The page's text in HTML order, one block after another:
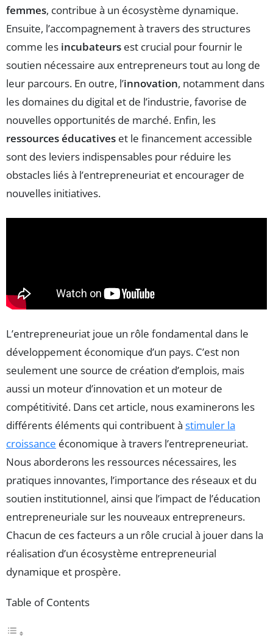
femmes, contribue à un écosystème dynamique.
Ensuite, l’accompagnement à travers des structures
comme les incubateurs est crucial pour fournir le
soutien nécessaire aux entrepreneurs tout au long de
leur parcours. En outre, l’innovation, notamment dans
les domaines du digital et de l’industrie, favorise de
nouvelles opportunités de marché. Enfin, les
ressources éducatives et le financement accessible
sont des leviers indispensables pour réduire les
obstacles liés à l’entrepreneuriat et encourager de
nouvelles initiatives.
L’entrepreneuriat joue un rôle fondamental dans le
développement économique d’un pays. C’est non
seulement une source de création d’emplois, mais
aussi un moteur d’innovation et un moteur de
compétitivité. Dans cet article, nous examinerons les
différents éléments qui contribuent à stimuler la
croissance économique à travers l’entrepreneuriat.
Nous aborderons les ressources nécessaires, les
pratiques innovantes, l’importance des réseaux et du
soutien institutionnel, ainsi que l’impact de l’éducation
entrepreneuriale sur les nouveaux entrepreneurs.
Chacun de ces facteurs a un rôle crucial à jouer dans la
réalisation d’un écosystème entrepreneurial
dynamique et prospère.
Table of Contents